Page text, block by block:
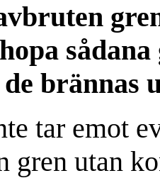
brännas
tar emot
gren utan